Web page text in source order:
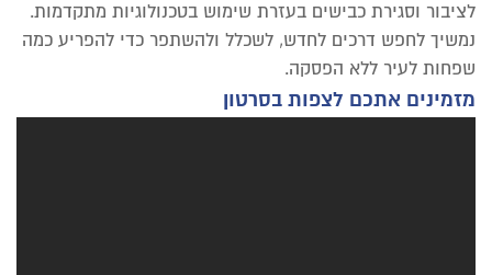
לציבור וסגירת כבישים בעזרת שימוש בטכנולוגיות מתקדמות.
נמשיך לחפש דרכים לחדש, לשכלל ולהשתפר כדי להפריע כמה
שפחות לעיר ללא הפסקה.
מזמינים אתכם לצפות בסרטון